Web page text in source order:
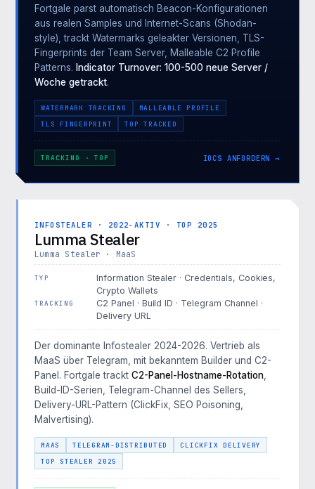
Fortgale parst automatisch Beacon-Konfigurationen
aus realen Samples und Internet-Scans (Shodan-
style), trackt Watermarks geleakter Versionen, TLS-
Fingerprints der Team Server, Malleable C2 Profile
Patterns. Indicator Turnover: 100-500 neue Server /
Woche getrackt.
WATERMARK TRACKING
MALLEABLE PROFILE
TLS FINGERPRINT
TOP TRACKED
TRACKING · TOP IOCS ANFORDERN →
INFOSTEALER · 2022-AKTIV · TOP 2025
Lumma Stealer
Lumma Stealer · MaaS
TYP
Information Stealer · Credentials, Cookies,
Crypto Wallets
TRACKING
C2 Panel · Build ID · Telegram Channel ·
Delivery URL
Der dominante Infostealer 2024-2026. Vertrieb als
MaaS über Telegram, mit bekanntem Builder und C2-
Panel. Fortgale trackt C2-Panel-Hostname-Rotation
Build-ID-Serien, Telegram-Channel des Sellers,
Delivery-URL-Pattern (ClickFix, SEO Poisoning,
Malvertising).
MAAS TELEGRAM-DISTRIBUTED
CLICKFIX DELIVERY
TOP STEALER 2025